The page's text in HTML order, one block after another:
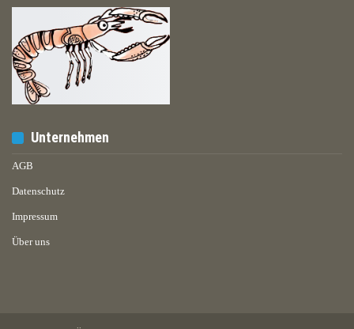
Unternehmen
AGB
Datenschutz
Impressum
Über uns